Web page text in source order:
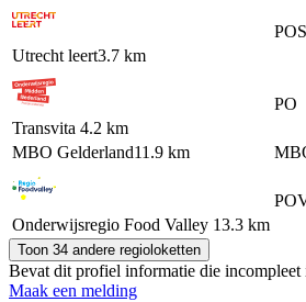
Utrecht leert3.7 km
PO
Transvita 4.2 km
PO
MBO Gelderland11.9 km
Onderwijsregio Food Valley 13.3 km
PO
Toon 34 andere regioloketten
Bevat dit profiel informatie die incompleet
Maak een melding